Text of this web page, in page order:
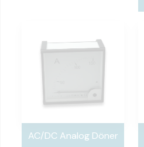
AC/DC Analog Döner